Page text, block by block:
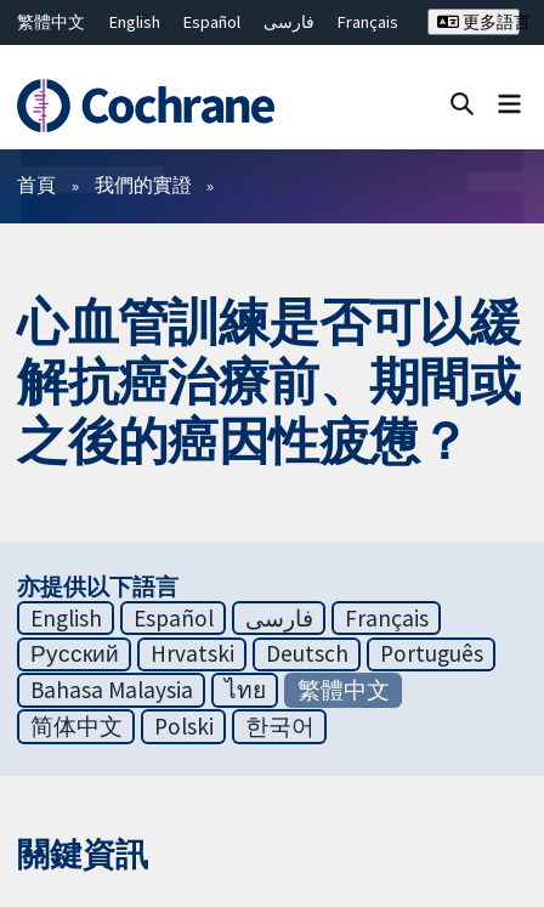
繁體中文 English Español فارسی
Français
ไทย
简体中文
更多語言
篩選條件
首頁 我們的實證
心血管訓練是否可以緩
解抗癌治療前、期間或
之後的癌因性疲憊？
亦提供以下語言
English
Español فارسی
Français
Русский
Hrvatski Deutsch
Português
Bahasa Malaysia
ไทย
繁體中文
简体中文
Polski 한국어
關鍵資訊